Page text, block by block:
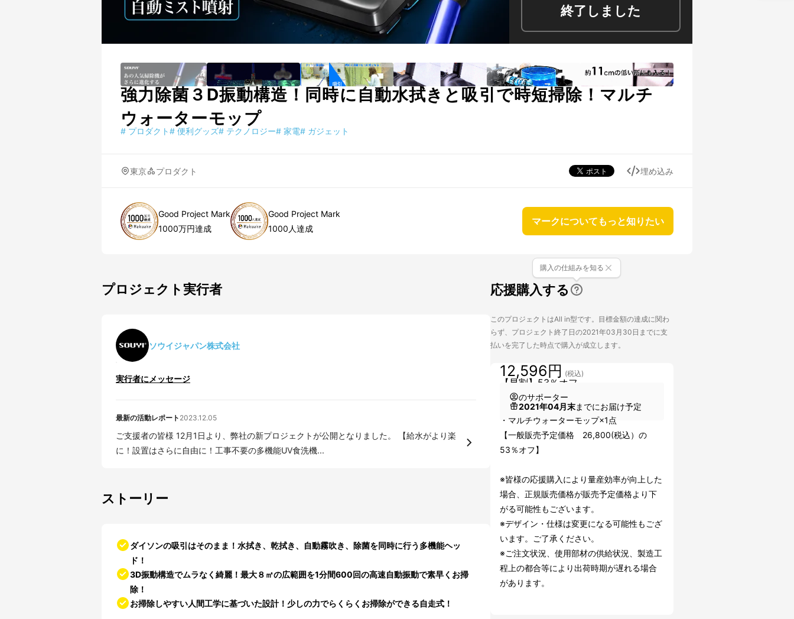
終了しました
強力除菌３D振動構造！同時に自動水拭きと吸引で時短掃除！マルチ
ウォーターモップ
# プロダクト# 便利グッズ# テクノロジー# 家電# ガジェット
東京 プロダクト 埋め込み
Good Project Mark
1000万円達成
Good Project Mark
1000人達成
マークについてもっと知りたい
プロジェクト実行者
ソウイジャパン株式会社
実行者にメッセージ
最新の活動レポート 2023.12.05
ご支援者の皆様 12月1日より、弊社の新プロジェクトが公開となりました。 【給水がより楽
に！設置はさらに自由に！工事不要の多機能UV食洗機...
ストーリー
ダイソンの吸引はそのまま！水拭き、乾拭き、自動霧吹き、除菌を同時に行う多機能ヘッ
ド！
3D振動構造でムラなく綺麗！最大８㎡の広範囲を1分間600回の高速自動振動で素早くお掃
除！
お掃除しやすい人間工学に基づいた設計！少しの力でらくらくお掃除ができる自走式！
応援購入する
購入の仕組みを知る
このプロジェクトはAll in型です。目標金額の達成に関わ
らず、プロジェクト終了日の2021年03月30日までに支
払いを完了した時点で購入が成立します。
【早割】53％オフ
12,596円 (税込)
のサポーター
2021年04月末までにお届け予定
・マルチウォーターモップ×1点
【一般販売予定価格 26,800(税込）の
53％オフ】
※皆様の応援購入により量産効率が向上した
場合、正規販売価格が販売予定価格より下
がる可能性もございます。
※デザイン・仕様は変更になる可能性もござ
います。ご了承ください。
※ご注文状況、使用部材の供給状況、製造工
程上の都合等により出荷時期が遅れる場合
があります。